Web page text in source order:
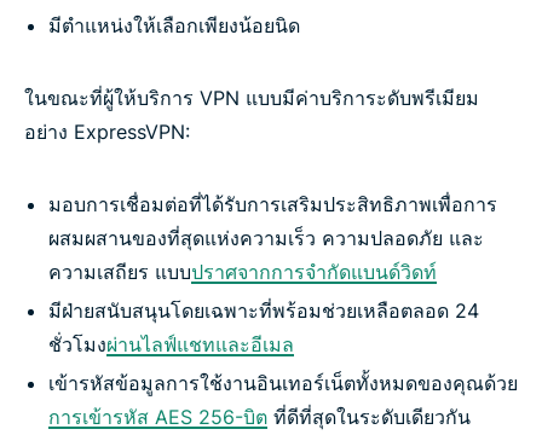
มีตำแหน่งให้เลือกเพียงน้อยนิด
ในขณะที่ผู้ให้บริการ VPN แบบมีค่าบริการะดับพรีเมียม
อย่าง ExpressVPN:
มอบการเชื่อมต่อที่ได้รับการเสริมประสิทธิภาพเพื่อการ
ผสมผสานของที่สุดแห่งความเร็ว ความปลอดภัย และ
ความเสถียร แบบปราศจากการจำกัดแบนด์วิดท์
มีฝ่ายสนับสนุนโดยเฉพาะที่พร้อมช่วยเหลือตลอด 24
ชั่วโมงผ่านไลฟ์แชทและอีเมล
เข้ารหัสข้อมูลการใช้งานอินเทอร์เน็ตทั้งหมดของคุณด้วย
การเข้ารหัส AES 256-บิต ที่ดีที่สุดในระดับเดียวกัน